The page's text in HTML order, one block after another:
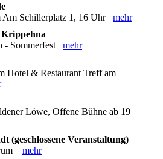
Am Schillerplatz 1, 16 Uhr mehr
- Sommerfest mehr
Hotel & Restaurant Treff am
Löwe, Offene Bühne ab 19
(geschlossene Veranstaltung)
mehr